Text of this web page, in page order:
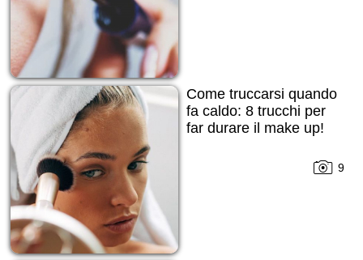
Come truccarsi quando
fa caldo: 8 trucchi per
far durare il make up!
9